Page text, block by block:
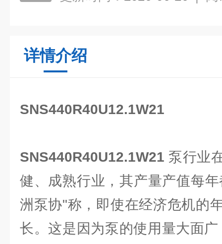
详情介绍
SNS440R40U12.1W21
SNS440R40U12.1W21 泵行业
健、成熟行业，其产量产值每
洲泵协"称，即使在经济危机的
长。这是因为泵的使用量大面